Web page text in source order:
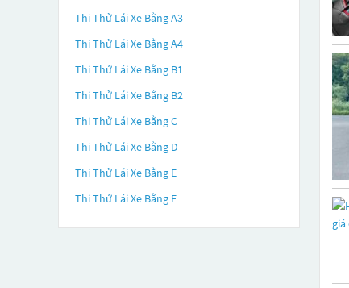
Thi Thử Lái Xe Bằng A3
Thi Thử Lái Xe Bằng A4
Thi Thử Lái Xe Bằng B1
Thi Thử Lái Xe Bằng B2
Thi Thử Lái Xe Bằng C
Thi Thử Lái Xe Bằng D
Thi Thử Lái Xe Bằng E
Thi Thử Lái Xe Bằng F